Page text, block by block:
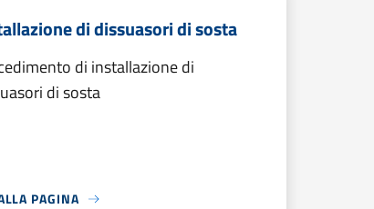
di dissuasori di sosta
di installazione di
di sosta
PAGINA